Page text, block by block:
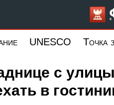
UNESCO Точка
с
в